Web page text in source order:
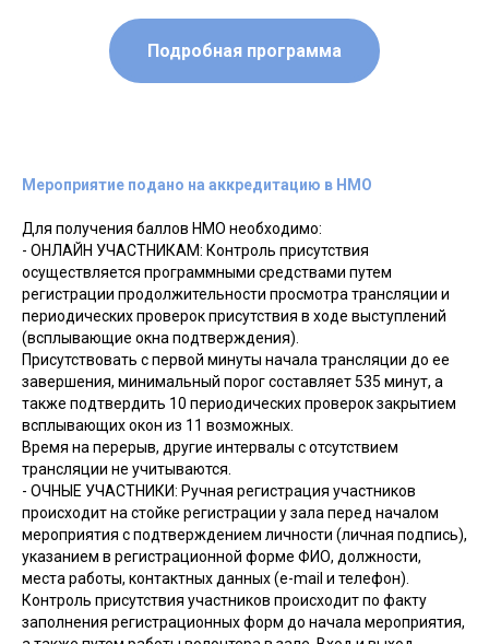
Подробная программа
Мероприятие подано на аккредитацию в НМО
Для получения баллов НМО необходимо:
- ОНЛАЙН УЧАСТНИКАМ: Контроль присутствия
осуществляется программными средствами путем
регистрации продолжительности просмотра трансляции и
периодических проверок присутствия в ходе выступлений
(всплывающие окна подтверждения).
Присутствовать с первой минуты начала трансляции до ее
завершения, минимальный порог составляет 535 минут, а
также подтвердить 10 периодических проверок закрытием
всплывающих окон из 11 возможных.
Время на перерыв, другие интервалы с отсутствием
трансляции не учитываются.
- ОЧНЫЕ УЧАСТНИКИ: Ручная регистрация участников
происходит на стойке регистрации у зала перед началом
мероприятия с подтверждением личности (личная подпись),
указанием в регистрационной форме ФИО, должности,
места работы, контактных данных (e-mail и телефон).
Контроль присутствия участников происходит по факту
заполнения регистрационных форм до начала мероприятия,